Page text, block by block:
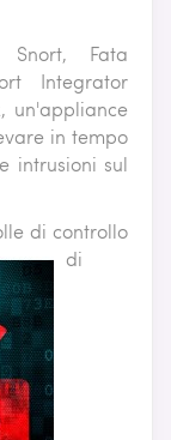
Fata
Integrator
un'appliance
in tempo
intrusioni sul
di controllo
di